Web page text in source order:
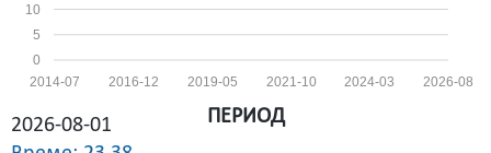
0
5
10
2026-08
2024-03
2021-10
2019-05
2016-12
2014-07
2026-08-01
ПЕРИОД